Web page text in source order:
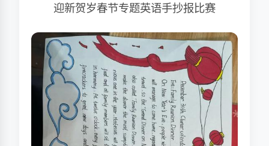
迎新贺岁春节专题英语手抄报比赛